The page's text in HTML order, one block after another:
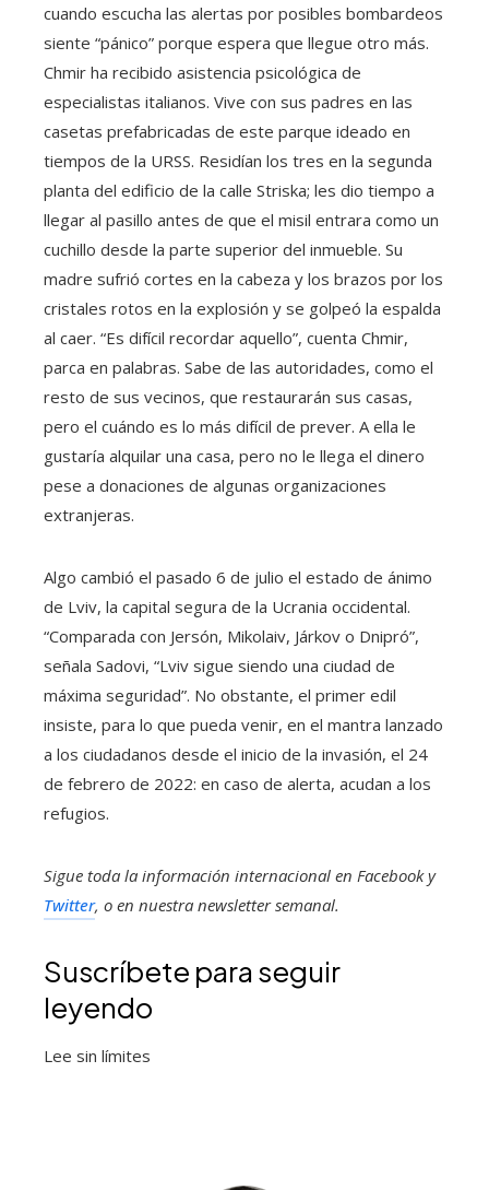
cuando escucha las alertas por posibles bombardeos
siente “pánico” porque espera que llegue otro más.
Chmir ha recibido asistencia psicológica de
especialistas italianos. Vive con sus padres en las
casetas prefabricadas de este parque ideado en
tiempos de la URSS. Residían los tres en la segunda
planta del edificio de la calle Striska; les dio tiempo a
llegar al pasillo antes de que el misil entrara como un
cuchillo desde la parte superior del inmueble. Su
madre sufrió cortes en la cabeza y los brazos por los
cristales rotos en la explosión y se golpeó la espalda
al caer. “Es difícil recordar aquello”, cuenta Chmir,
parca en palabras. Sabe de las autoridades, como el
resto de sus vecinos, que restaurarán sus casas,
pero el cuándo es lo más difícil de prever. A ella le
gustaría alquilar una casa, pero no le llega el dinero
pese a donaciones de algunas organizaciones
extranjeras.
Algo cambió el pasado 6 de julio el estado de ánimo
de Lviv, la capital segura de la Ucrania occidental.
“Comparada con Jersón, Mikolaiv, Járkov o Dnipró”,
señala Sadovi, “Lviv sigue siendo una ciudad de
máxima seguridad”. No obstante, el primer edil
insiste, para lo que pueda venir, en el mantra lanzado
a los ciudadanos desde el inicio de la invasión, el 24
de febrero de 2022: en caso de alerta, acudan a los
refugios.
Sigue toda la información internacional en Facebooky
Twitter, o en nuestra newsletter semanal.
Suscríbete para seguir
leyendo
Lee sin límites